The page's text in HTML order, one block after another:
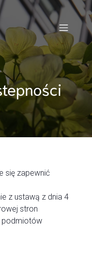
się zapewnić
z ustawą z dnia 4
stron
podmiotów